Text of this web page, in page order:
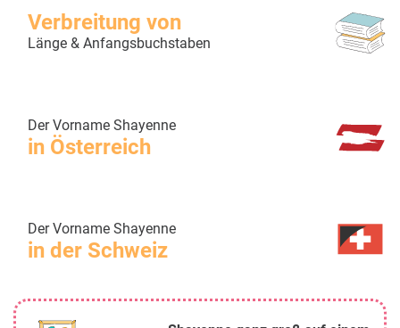
Verbreitung von
Länge & Anfangsbuchstaben
Der Vorname Shayenne
in Österreich
Der Vorname Shayenne
in der Schweiz